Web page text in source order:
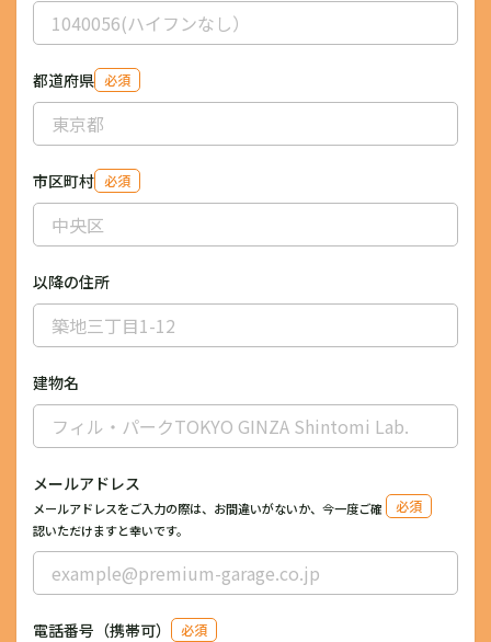
必須
都道府県
必須
市区町村
以降の住所
建物名
必須
メールアドレス
メールアドレスをご入力の際は、お間違いがないか、今一度ご確
認いただけますと幸いです。
必須
電話番号（携帯可）